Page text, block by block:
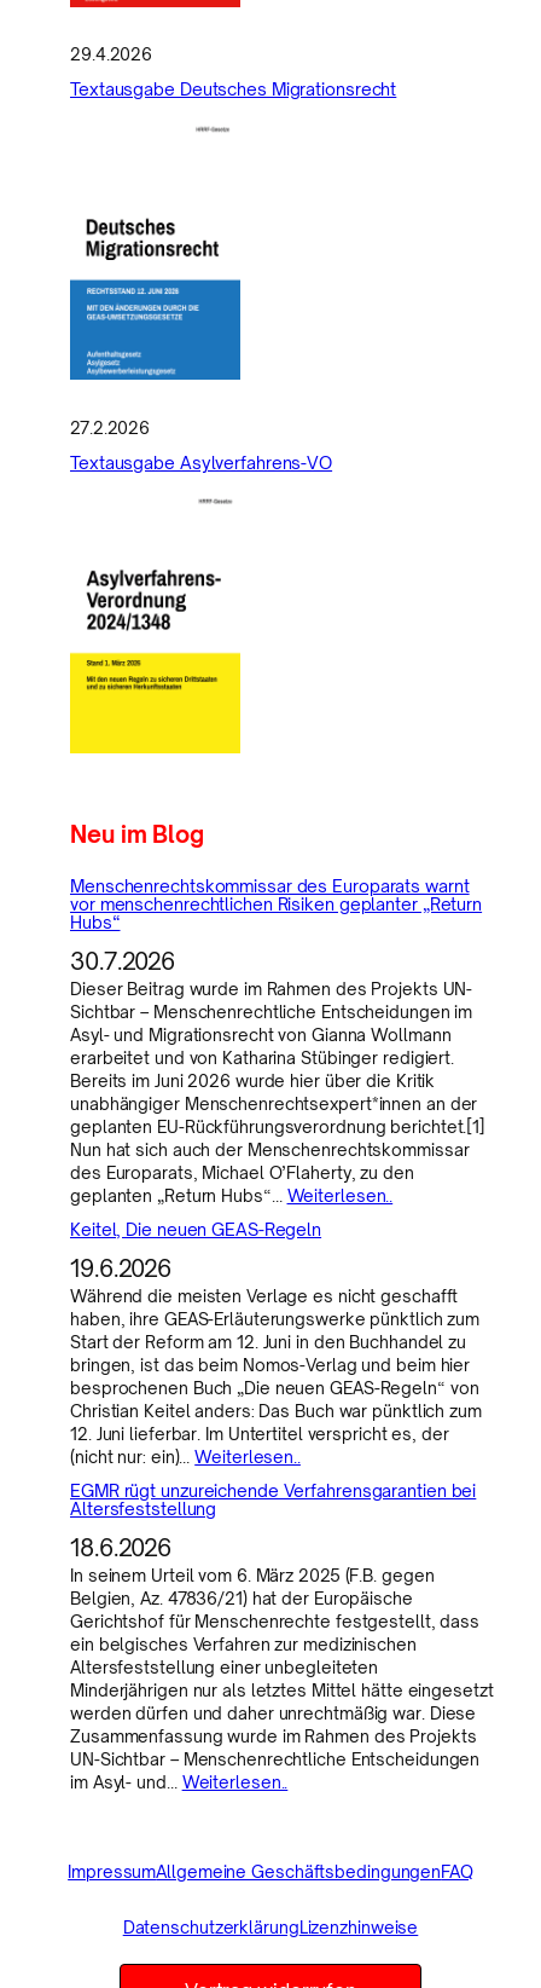
29.4.2026
Textausgabe Deutsches Migrationsrecht
27.2.2026
Textausgabe Asylverfahrens-VO
Neu im Blog
Menschenrechtskommissar des Europarats warnt
vor menschenrechtlichen Risiken geplanter „Return
Hubs“
30.7.2026
Dieser Beitrag wurde im Rahmen des Projekts UN-
Sichtbar – Menschenrechtliche Entscheidungen im
Asyl- und Migrationsrecht von Gianna Wollmann
erarbeitet und von Katharina Stübinger redigiert.
Bereits im Juni 2026 wurde hier über die Kritik
unabhängiger Menschenrechtsexpert*innen an der
geplanten EU-Rückführungsverordnung berichtet.[1]
Nun hat sich auch der Menschenrechtskommissar
des Europarats, Michael O’Flaherty, zu den
geplanten „Return Hubs“… Weiterlesen..
Keitel, Die neuen GEAS-Regeln
19.6.2026
Während die meisten Verlage es nicht geschafft
haben, ihre GEAS-Erläuterungswerke pünktlich zum
Start der Reform am 12. Juni in den Buchhandel zu
bringen, ist das beim Nomos-Verlag und beim hier
besprochenen Buch „Die neuen GEAS-Regeln“ von
Christian Keitel anders: Das Buch war pünktlich zum
12. Juni lieferbar. Im Untertitel verspricht es, der
(nicht nur: ein)…Weiterlesen..
EGMR rügt unzureichende Verfahrensgarantien bei
Altersfeststellung
18.6.2026
In seinem Urteil vom 6. März 2025 (F.B. gegen
Belgien, Az. 47836/21) hat der Europäische
Gerichtshof für Menschenrechte festgestellt, dass
ein belgisches Verfahren zur medizinischen
Altersfeststellung einer unbegleiteten
Minderjährigen nur als letztes Mittel hätte eingesetzt
werden dürfen und daher unrechtmäßig war. Diese
Zusammenfassung wurde im Rahmen des Projekts
UN-Sichtbar – Menschenrechtliche Entscheidungen
im Asyl- und… Weiterlesen..
ImpressumAllgemeine GeschäftsbedingungenFAQ
DatenschutzerklärungLizenzhinweise